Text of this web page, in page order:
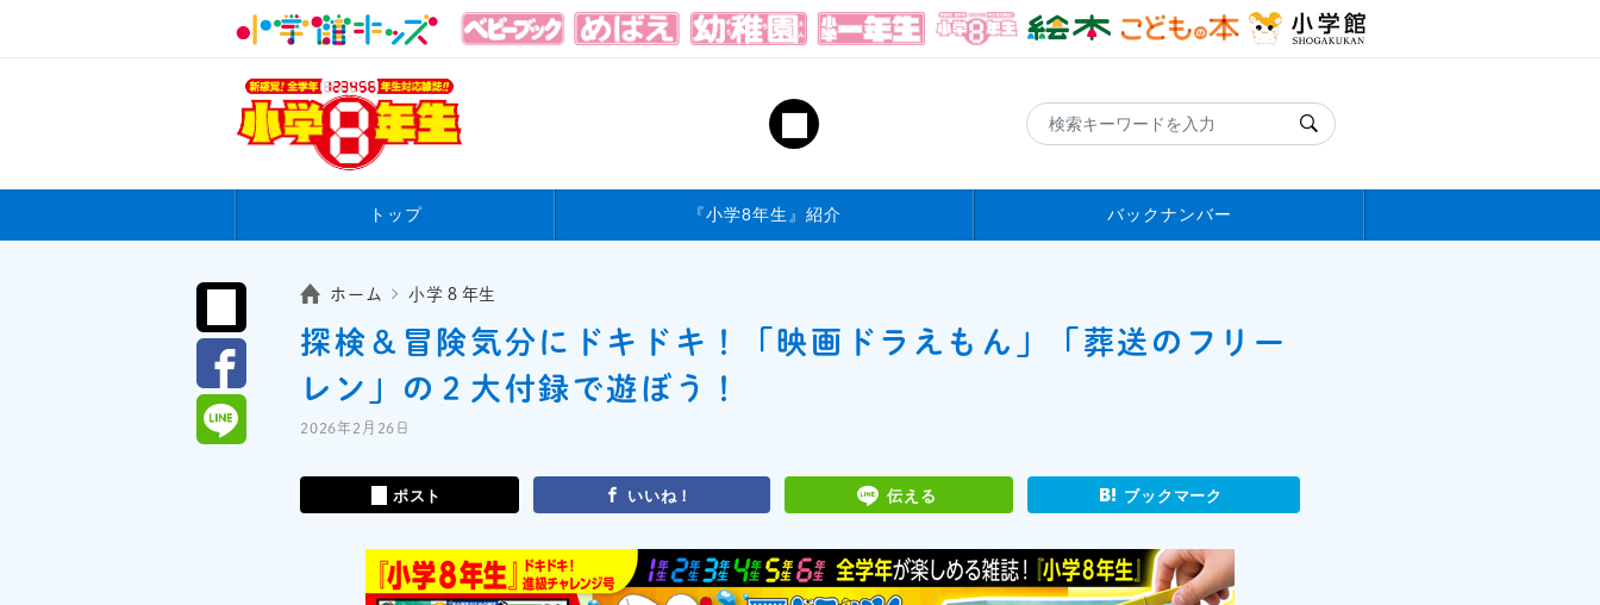
トップ 『小学8年生』紹介 バックナンバー
ホーム 小学８年生
探検＆冒険気分にドキドキ！「映画ドラえもん」「葬送のフリー
レン」の２大付録で遊ぼう！
2026年2月26日
ポスト いいね！ 伝える ブックマーク